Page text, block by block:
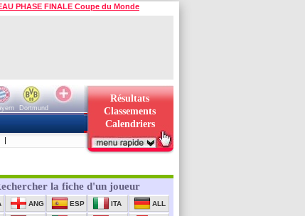
PHASE FINALE Coupe du Monde
Dortmund
Résultats
Classements
Calendriers
|